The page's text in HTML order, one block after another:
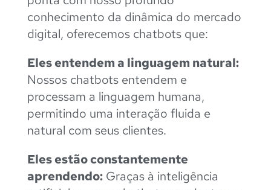
conhecimento da dinâmica do mercado
digital, oferecemos chatbots que:
Eles entendem a linguagem natural:
Nossos chatbots entendem e
processam a linguagem humana,
permitindo uma interação fluida e
natural com seus clientes.
Eles estão constantemente
aprendendo: Graças à inteligência